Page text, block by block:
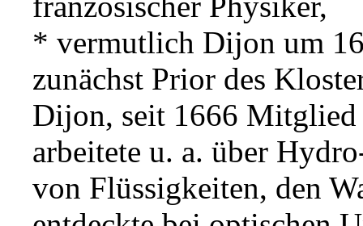
* vermutlich Dijon um
zunächst Prior des
Dijon, seit 1666 Mitglied
arbeitete u. a. über
von Flüssigkeiten, den